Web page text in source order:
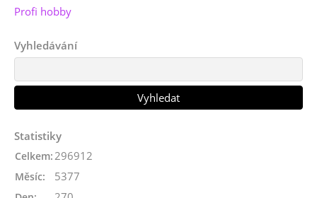
Profi hobby
Vyhledávání
Statistiky
Celkem: 296912
Měsíc: 5377